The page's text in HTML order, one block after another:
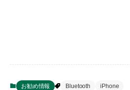
お勧め情報 Bluetooth iPhone